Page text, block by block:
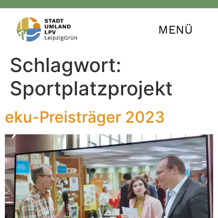
MENÜ
Schlagwort:
Sportplatzprojekt
eku-Preisträger 2023